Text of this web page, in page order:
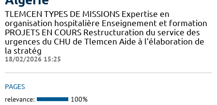
TLEMCEN TYPES DE MISSIONS Expertise en
organisation hospitalière Enseignement et formation
PROJETS EN COURS Restructuration du service des
urgences du CHU de Tlemcen Aide à l’élaboration de
la stratég
18/02/2026 15:25
PAGES
relevance: 100%